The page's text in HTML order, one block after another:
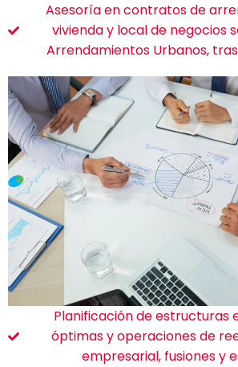
Asesoría en contratos de
vivienda y local de negocios
Arrendamientos Urbanos,
Planificación de estructuras
óptimas y operaciones de
empresarial, fusiones y